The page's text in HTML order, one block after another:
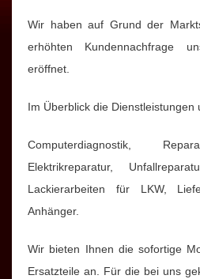
Wir haben auf Grund der
erhöhten Kundennachfrage
eröffnet.
Im Überblick die Dienstleistungen
Computerdiagnostik,
Elektrikreparatur,
Lackierarbeiten für LKW,
Anhänger.
Wir bieten Ihnen die sofortige
Ersatzteile an. Für die bei uns